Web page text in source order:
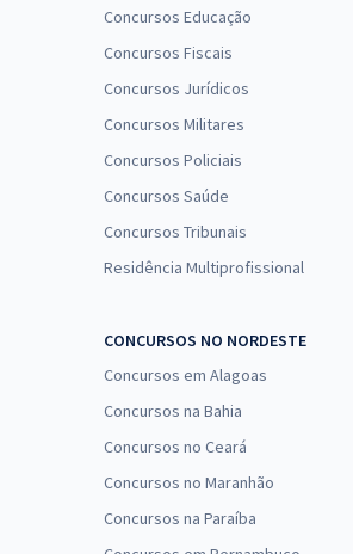
Concursos Educação
Concursos Fiscais
Concursos Jurídicos
Concursos Militares
Concursos Policiais
Concursos Saúde
Concursos Tribunais
Residência Multiprofissional
CONCURSOS NO NORDESTE
Concursos em Alagoas
Concursos na Bahia
Concursos no Ceará
Concursos no Maranhão
Concursos na Paraíba